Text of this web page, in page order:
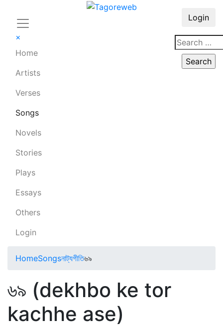
×
Home
Artists
Verses
Songs
Novels
Stories
Plays
Essays
Others
Login
Login
HomeSongsনাট্যগীতি৬৯
৬৯ (dekhbo ke tor
kachhe ase)